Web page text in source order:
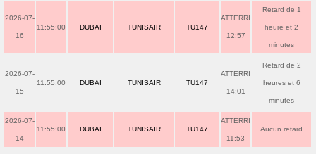
2026-07-
16
11:55:00 DUBAI TUNISAIR TU147
ATTERRI
12:57
Retard de 1
heure et 2
minutes
2026-07-
15
11:55:00 DUBAI TUNISAIR TU147
ATTERRI
14:01
Retard de 2
heures et 6
minutes
2026-07-
14
11:55:00 DUBAI TUNISAIR TU147
ATTERRI
11:53
Aucun retard